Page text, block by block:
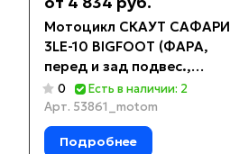
Мотоцикл СКАУТ САФАРИ
3LE-10 BIGFOOT (ФАРА,
перед и зад подвес.,
KP270, 'эл.старт, диск
торм)
0
Есть в наличии: 2
Арт. 53861_motom
Подробнее